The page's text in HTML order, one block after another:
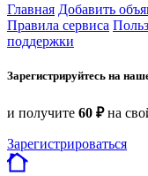
Главная Добавить
Правила сервиса
поддержки
Зарегистрируйтесь на
и получите 60 ₽на
Зарегистрироваться